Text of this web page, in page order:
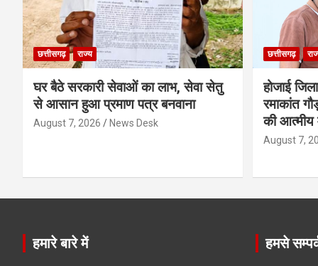
छत्तीसगढ़ राज्य
घर बैठे सरकारी सेवाओं का लाभ, सेवा सेतु
से आसान हुआ प्रमाण पत्र बनवाना
August 7, 2026 News Desk
छत्तीसगढ़
होजाई
रमाकांत
की आत्मीय
August 7,
हमारे बारे में हमसे